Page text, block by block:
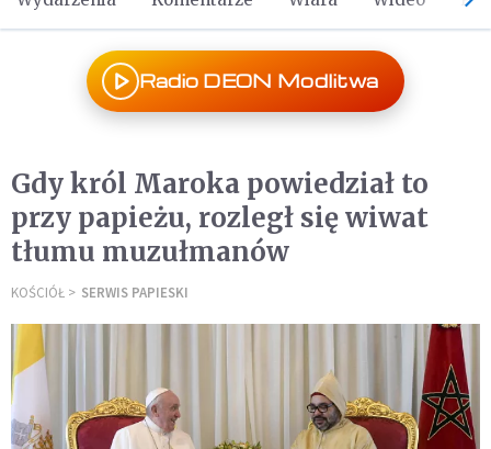
Radio DEON Modlitwa
Gdy król Maroka powiedział to
przy papieżu, rozległ się wiwat
tłumu muzułmanów
KOŚCIÓŁ SERWIS PAPIESKI